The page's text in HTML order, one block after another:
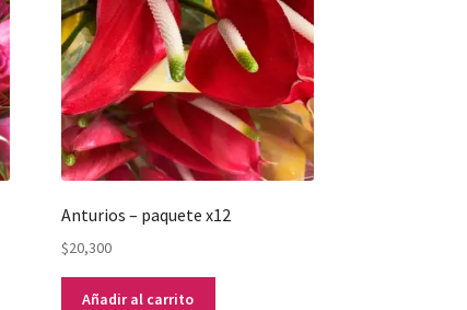
Anturios – paquete x12
$20,300
Añadir al carrito